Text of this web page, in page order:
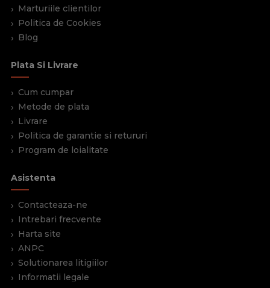
Marturiile clientilor
Politica de Cookies
Blog
Plata Si Livrare
Cum cumpar
Metode de plata
Livrare
Politica de garantie si retururi
Program de loialitate
Asistenta
Contacteaza-ne
Intrebari frecvente
Harta site
ANPC
Solutionarea litigiilor
Informatii legale